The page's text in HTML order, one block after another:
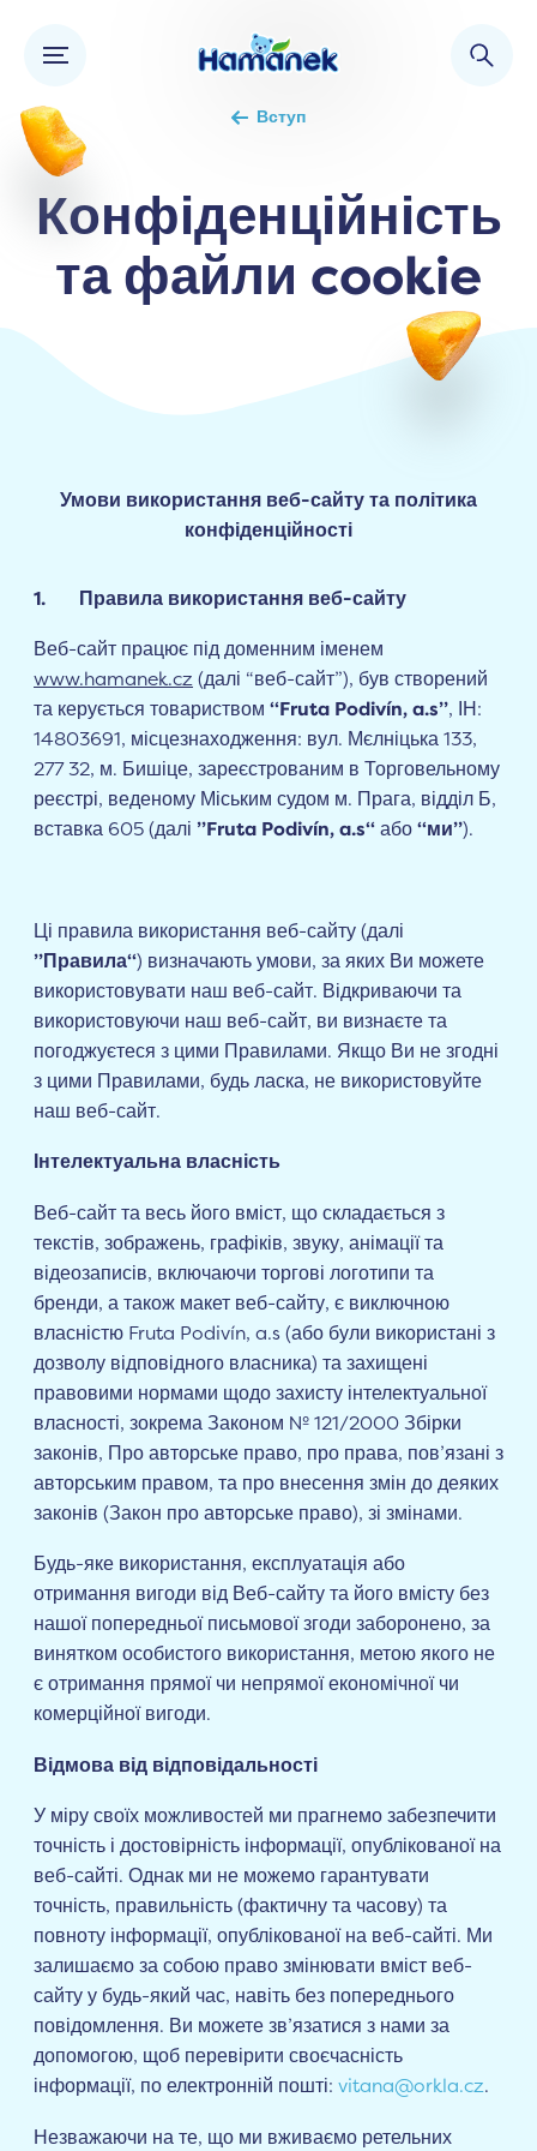
Вступ
Конфіденційність
та файли cookie
Умови використання веб-сайту та політика
конфіденційності
1. Правила використання веб-сайту
Веб-сайт працює під доменним іменем
www.hamanek.cz (далі “веб-сайт”), був створений
та керується товариством “Fruta Podivín, a.s”, ІН:
14803691, місцезнаходження: вул. Мєлніцька 133,
277 32, м. Бишіце, зареєстрованим в Торговельному
реєстрі, веденому Міським судом м. Прага, відділ Б,
вставка 605 (далі ”Fruta Podivín, a.s“ або “ми”).
Ці правила використання веб-сайту (далі
”Правила“) визначають умови, за яких Ви можете
використовувати наш веб-сайт. Відкриваючи та
використовуючи наш веб-сайт, ви визнаєте та
погоджуєтеся з цими Правилами. Якщо Ви не згодні
з цими Правилами, будь ласка, не використовуйте
наш веб-сайт.
Інтелектуальна власність
Веб-сайт та весь його вміст, що складається з
текстів, зображень, графіків, звуку, анімації та
відеозаписів, включаючи торгові логотипи та
бренди, а також макет веб-сайту, є виключною
власністю Fruta Podivín, a.s (або були використані з
дозволу відповідного власника) та захищені
правовими нормами щодо захисту інтелектуальної
власності, зокрема Законом № 121/2000 Збірки
законів, Про авторське право, про права, пов’язані з
авторським правом, та про внесення змін до деяких
законів (Закон про авторське право), зі змінами.
Будь-яке використання, експлуатація або
отримання вигоди від Веб-сайту та його вмісту без
нашої попередньої письмової згоди заборонено, за
винятком особистого використання, метою якого не
є отримання прямої чи непрямої економічної чи
комерційної вигоди.
Відмова від відповідальності
У міру своїх можливостей ми прагнемо забезпечити
точність і достовірність інформації, опублікованої на
веб-сайті. Однак ми не можемо гарантувати
точність, правильність (фактичну та часову) та
повноту інформації, опублікованої на веб-сайті. Ми
залишаємо за собою право змінювати вміст веб-
сайту у будь-який час, навіть без попереднього
повідомлення. Ви можете зв’язатися з нами за
допомогою, щоб перевірити своєчасність
інформації, по електронній пошті: vitana@orkla.cz.
Незважаючи на те, що ми вживаємо ретельних